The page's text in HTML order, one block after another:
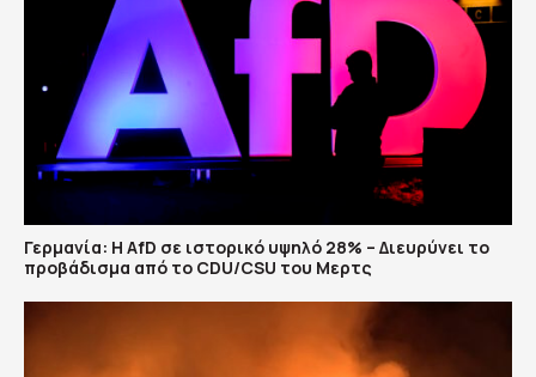
Γερμανία: Η AfD σε ιστορικό υψηλό 28% – Διευρύνει το
προβάδισμα από το CDU/CSU του Μερτς